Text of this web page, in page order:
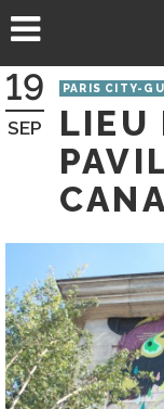
au
19
SEP
PARIS CITY-
LIEU